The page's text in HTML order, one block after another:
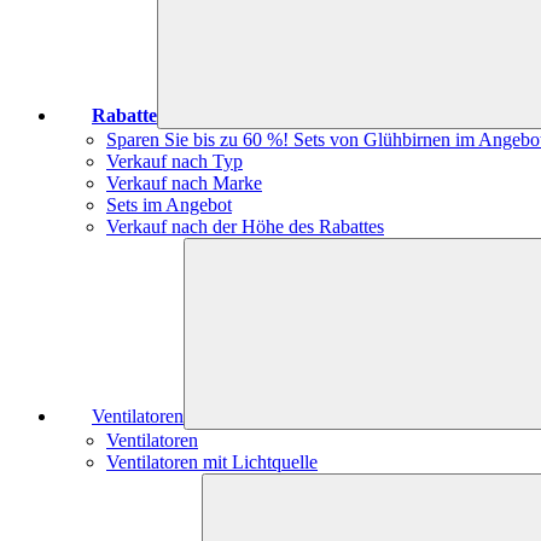
Rabatte
Sparen Sie bis zu 60 %! Sets von Glühbirnen im
Verkauf nach Typ
Verkauf nach Marke
Sets im Angebot
Verkauf nach der Höhe des Rabattes
Ventilatoren
Ventilatoren
Ventilatoren mit Lichtquelle